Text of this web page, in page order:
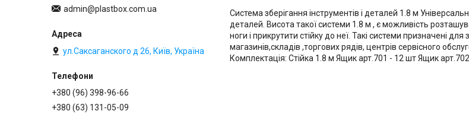
Система зберігання інструментів і деталей 1.8 м
деталей. Висота такої системи 1.8 м , є можливість
ноги і прикрутити стійку до неї. Такі системи призначені
магазинів,складів ,торгових рядів, центрів сервісного
Комплектація: Стійка 1.8 м Ящик арт.701 - 12 шт Ящик
admin@plastbox.com.ua
ул.Саксаганского д 26, Київ, Україна
+380 (96) 398-96-66
+380 (63) 131-05-09